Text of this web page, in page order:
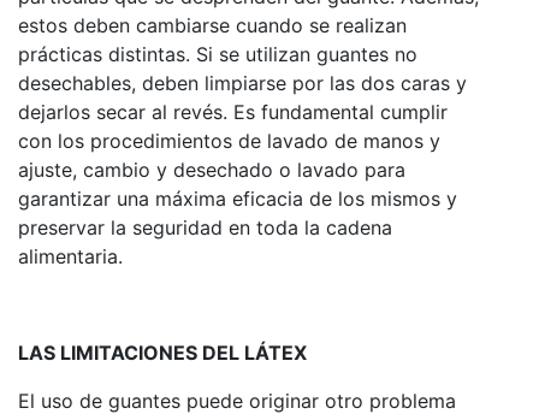
estos deben cambiarse cuando se realizan
prácticas distintas. Si se utilizan guantes no
desechables, deben limpiarse por las dos caras y
dejarlos secar al revés. Es fundamental cumplir
con los procedimientos de lavado de manos y
ajuste, cambio y desechado o lavado para
garantizar una máxima eficacia de los mismos y
preservar la seguridad en toda la cadena
alimentaria.
LAS LIMITACIONES DEL LÁTEX
El uso de guantes puede originar otro problema